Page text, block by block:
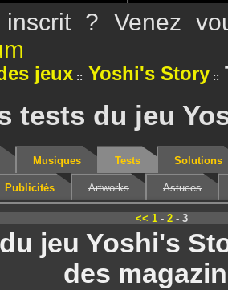
? Venez
jeux Yoshi's Story
tests du jeu
Musiques Tests Solutions
Publicités Artworks Astuces
<< 1 - 2 - 3
jeu Yoshi's
des